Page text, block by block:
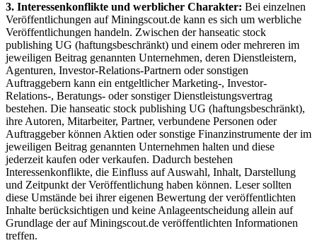
3. Interessenkonflikte und werblicher Charakter: Bei einzelnen
Veröffentlichungen auf Miningscout.de kann es sich um werbliche
Veröffentlichungen handeln. Zwischen der hanseatic stock
publishing UG (haftungsbeschränkt) und einem oder mehreren im
jeweiligen Beitrag genannten Unternehmen, deren Dienstleistern,
Agenturen, Investor-Relations-Partnern oder sonstigen
Auftraggebern kann ein entgeltlicher Marketing-, Investor-
Relations-, Beratungs- oder sonstiger Dienstleistungsvertrag
bestehen. Die hanseatic stock publishing UG (haftungsbeschränkt),
ihre Autoren, Mitarbeiter, Partner, verbundene Personen oder
Auftraggeber können Aktien oder sonstige Finanzinstrumente der im
jeweiligen Beitrag genannten Unternehmen halten und diese
jederzeit kaufen oder verkaufen. Dadurch bestehen
Interessenkonflikte, die Einfluss auf Auswahl, Inhalt, Darstellung
und Zeitpunkt der Veröffentlichung haben können. Leser sollten
diese Umstände bei ihrer eigenen Bewertung der veröffentlichten
Inhalte berücksichtigen und keine Anlageentscheidung allein auf
Grundlage der auf Miningscout.de veröffentlichten Informationen
treffen.